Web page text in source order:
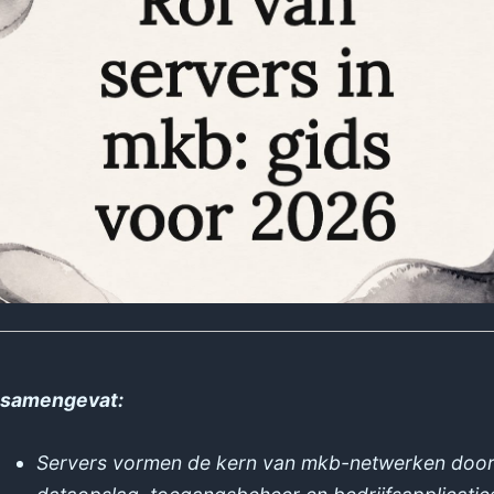
Servers vormen de kern van mkb-netwerken